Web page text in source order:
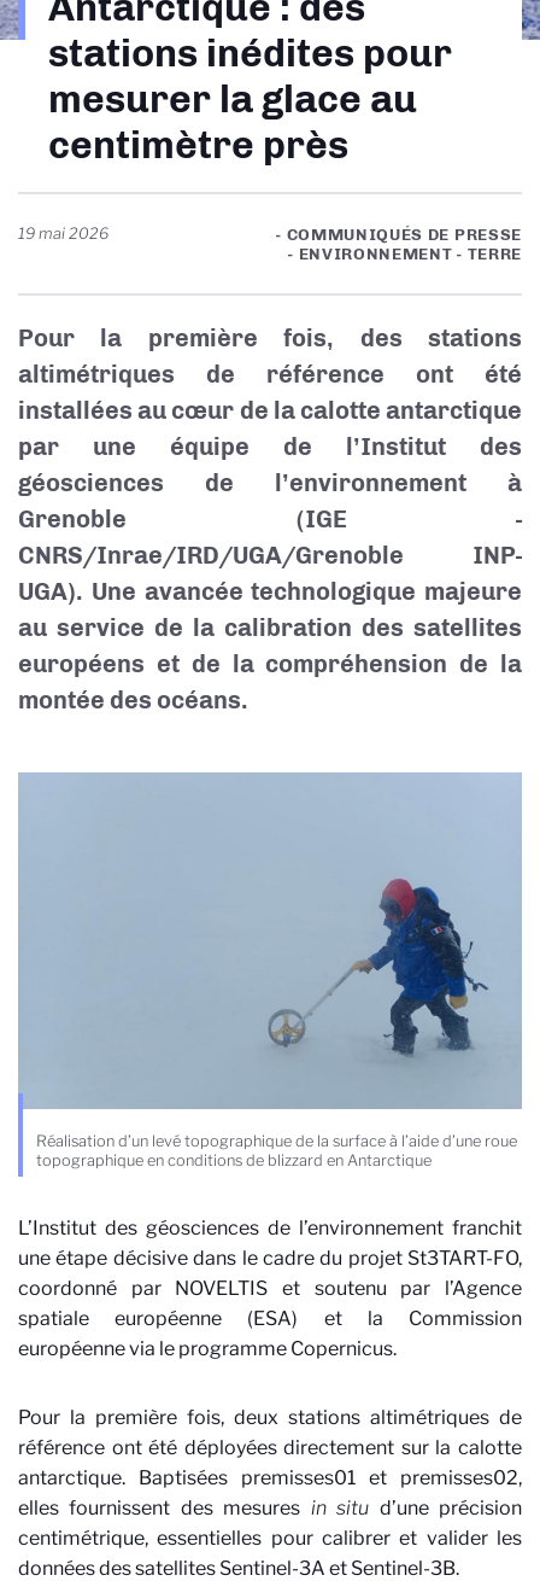
stations inédites pour
mesurer la glace au
centimètre près
19 mai 2026
- COMMUNIQUÉS DE PRESSE
- ENVIRONNEMENT - TERRE
Pour la première fois, des stations
altimétriques de référence ont été
installées au cœur de la calotte antarctique
par une équipe de l’Institut des
géosciences de l’environnement à
Grenoble (IGE -
CNRS/Inrae/IRD/UGA/Grenoble INP-
UGA). Une avancée technologique majeure
au service de la calibration des satellites
européens et de la compréhension de la
montée des océans.
Réalisation d’un levé topographique de la surface à l’aide d’une roue
topographique en conditions de blizzard en Antarctique
L’Institut des géosciences de l’environnement franchit
une étape décisive dans le cadre du projet St3TART-FO,
coordonné par NOVELTIS et soutenu par l’Agence
spatiale européenne (ESA) et la Commission
européenne via le programme Copernicus.
Pour la première fois, deux stations altimétriques de
référence ont été déployées directement sur la calotte
antarctique. Baptisées premisses01 et premisses02,
elles fournissent des mesures in situ d’une précision
centimétrique, essentielles pour calibrer et valider les
données des satellites Sentinel-3A et Sentinel-3B.